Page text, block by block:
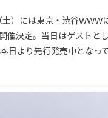
）には東京・渋谷WWW
催決定。当日はゲストと
日より先行発売中となっ